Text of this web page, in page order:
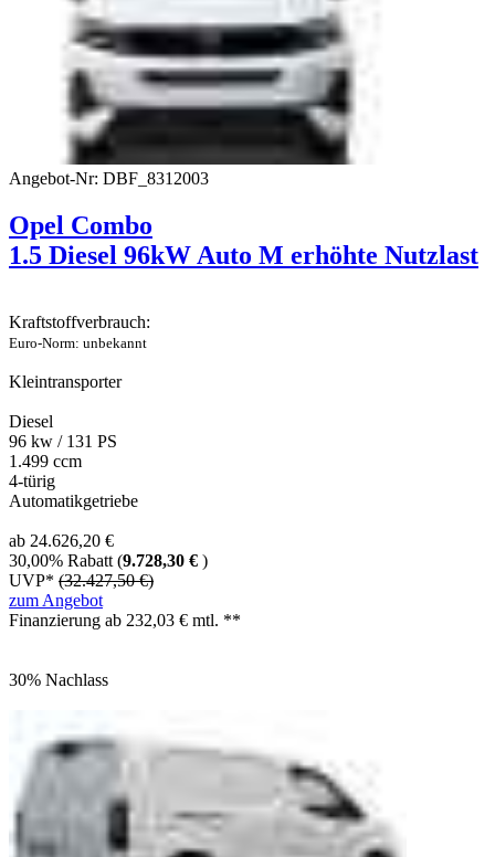
Angebot-Nr: DBF_8312003
Opel Combo
1.5 Diesel 96kW Auto M erhöhte Nutzlast
Kraftstoffverbrauch:
Euro-Norm: unbekannt
Kleintransporter
Diesel
96 kw / 131 PS
1.499 ccm
4-türig
Automatikgetriebe
ab 24.626,20 €
30,00% Rabatt (9.728,30 € )
UVP* (32.427,50 €)
zum Angebot
Finanzierung ab 232,03 € mtl. **
30% Nachlass